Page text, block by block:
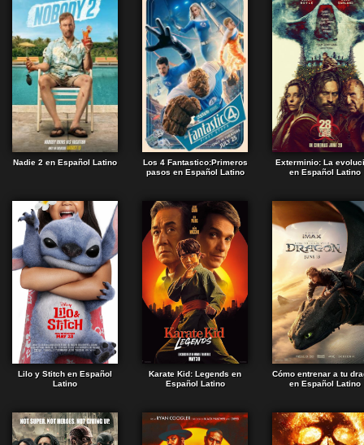
Nadie 2 en Español Latino
Los 4 Fantastico:Primeros
pasos en Español Latino
Exterminio: La
en Español Latino
Lilo y Stitch en Español
Latino
Karate Kid: Legends en
Español Latino
Cómo entrenar a tu
en Español Latino